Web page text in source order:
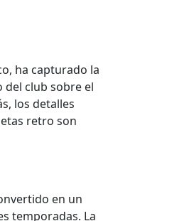
ha capturado la
del club sobre el
los detalles
retro son
en un
temporadas. La